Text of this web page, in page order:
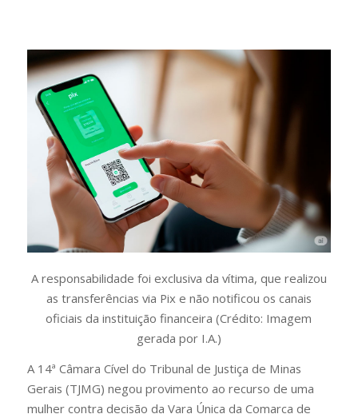
A responsabilidade foi exclusiva da vítima, que realizou
as transferências via Pix e não notificou os canais
oficiais da instituição financeira (Crédito: Imagem
gerada por I.A.)
A 14ª Câmara Cível do Tribunal de Justiça de Minas
Gerais (TJMG) negou provimento ao recurso de uma
mulher contra decisão da Vara Única da Comarca de